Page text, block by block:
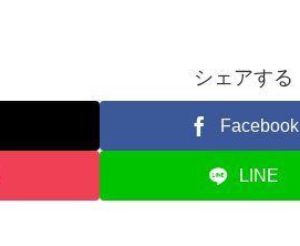
シェアする
Facebook
LINE